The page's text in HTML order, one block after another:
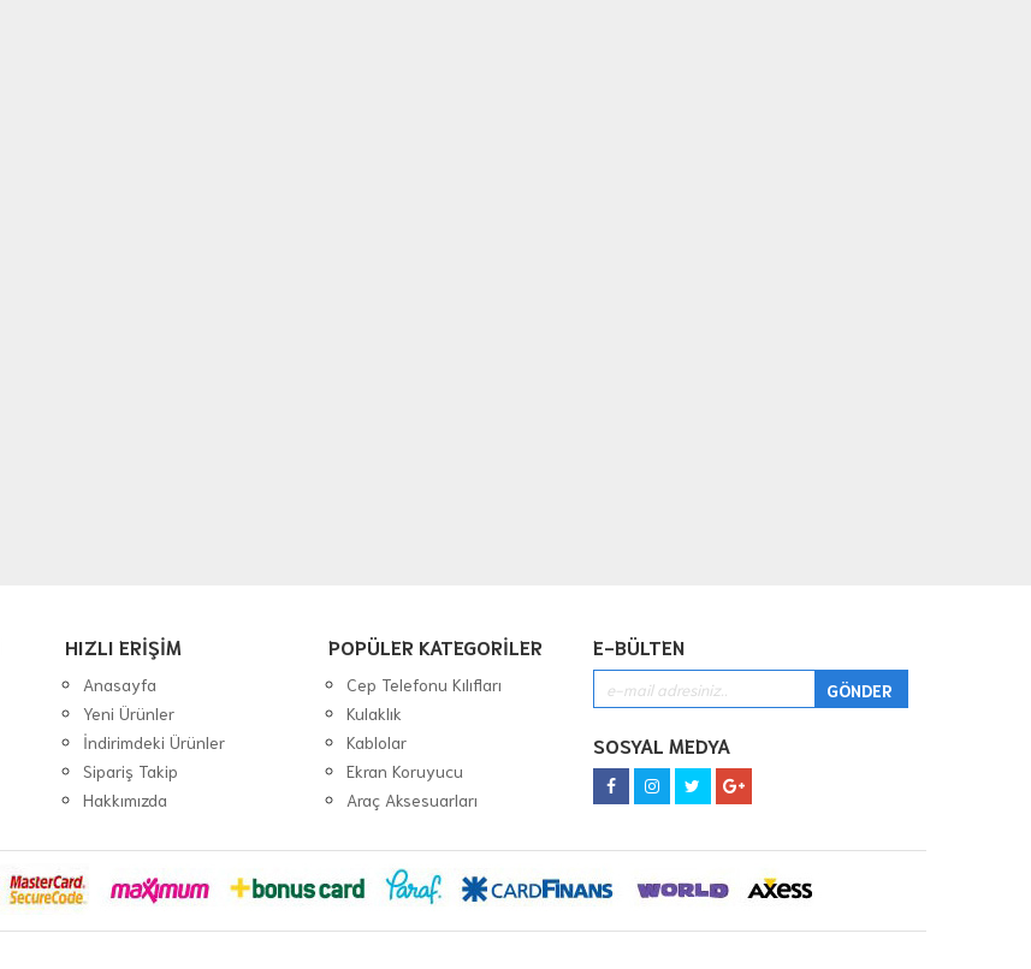
HIZLI ERİŞİM
Anasayfa
Yeni Ürünler
İndirimdeki Ürünler
Sipariş Takip
Hakkımızda
POPÜLER KATEGORİLER
Cep Telefonu Kılıfları
Kulaklık
Kablolar
Ekran Koruyucu
Araç Aksesuarları
E-BÜLTEN
SOSYAL MEDYA